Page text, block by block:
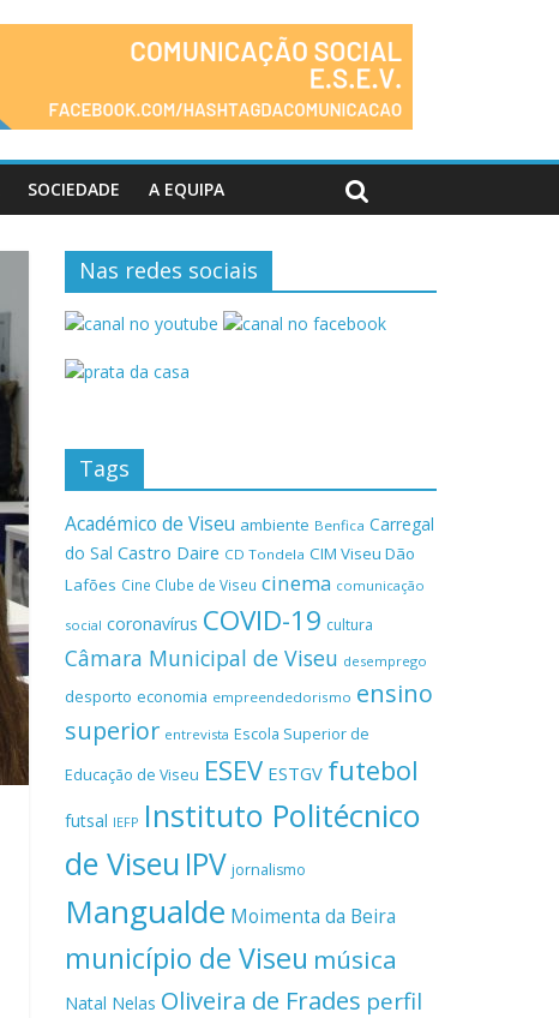
SOCIEDADE A EQUIPA
Nas redes sociais
Tags
Académico de Viseu ambiente Benfica Carregal
do Sal Castro Daire CD Tondela CIM Viseu Dão
Lafões Cine Clube de Viseu cinema comunicação
social coronavírus COVID-19 cultura
Câmara Municipal de Viseu desemprego
desporto economia empreendedorismo ensino
superior entrevista Escola Superior de
Educação de Viseu ESEV ESTGV futebol
futsal IEFP Instituto Politécnico
de Viseu IPV jornalismo
Mangualde Moimenta da Beira
município de Viseu música
Natal Nelas Oliveira de Frades perfil